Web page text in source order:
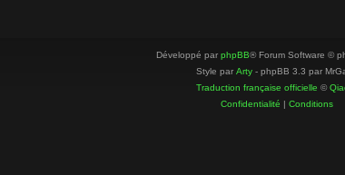
Développé par phpBB® Forum Software ©
Style par Arty - phpBB 3.3 par
Traduction française officielle ©
Confidentialité | Conditions